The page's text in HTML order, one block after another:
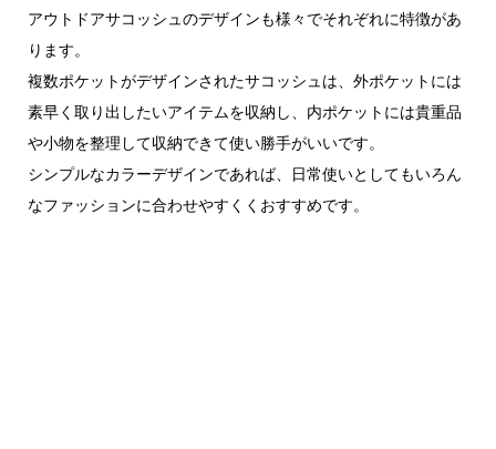
アウトドアサコッシュのデザインも様々でそれぞれに特徴があ
ります。
複数ポケットがデザインされたサコッシュは、外ポケットには
素早く取り出したいアイテムを収納し、内ポケットには貴重品
や小物を整理して収納できて使い勝手がいいです。
シンプルなカラーデザインであれば、日常使いとしてもいろん
なファッションに合わせやすくくおすすめです。